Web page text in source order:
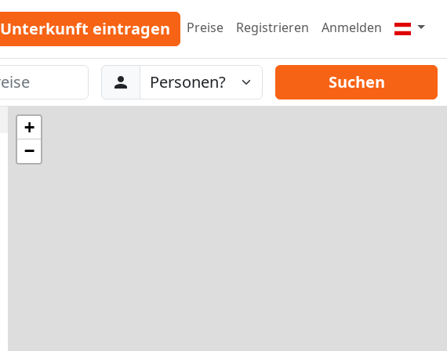
Unterkunft eintragen Preise Registrieren Anmelden
Abreise
Personen Suchen
+
−